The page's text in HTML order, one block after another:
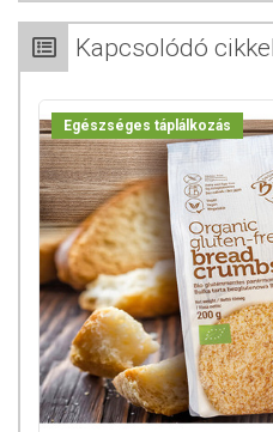
Kapcsolódó
Egészséges táplálkozás